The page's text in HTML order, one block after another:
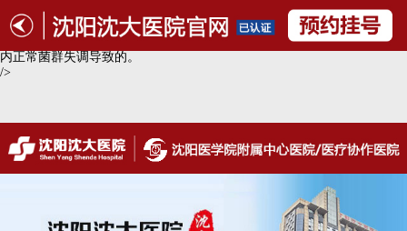
细菌性阴道炎症状的表现你知道吗?大家都想知道：细菌性阴道炎症
状的表现你知道吗?沈阳沈大医院医生介绍：细菌性阴道炎是女性常见的
一种妇科疾病，多发于性生活活跃的女性身上，这种疾病主要是由于阴道
内正常菌群失调导致的。
/>